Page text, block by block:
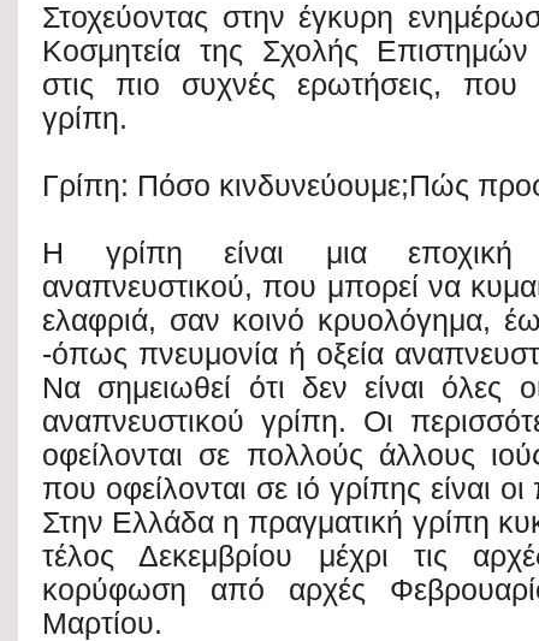
Στοχεύοντας στην έγκυρη
Κοσμητεία της Σχολής
στις πιο συχνές ερωτήσεις, που
γρίπη.
Γρίπη: Πόσο κινδυνεύουμε;Πώς
Η γρίπη είναι μια εποχική
αναπνευστικού, που μπορεί να
ελαφριά, σαν κοινό κρυολόγημα,
-όπως πνευμονία ή οξεία
Να σημειωθεί ότι δεν είναι όλες
αναπνευστικού γρίπη. Οι
οφείλονται σε πολλούς άλλους
που οφείλονται σε ιό γρίπης είναι οι
Στην Ελλάδα η πραγματική γρίπη
τέλος Δεκεμβρίου μέχρι τις
κορύφωση από αρχές
Μαρτίου.